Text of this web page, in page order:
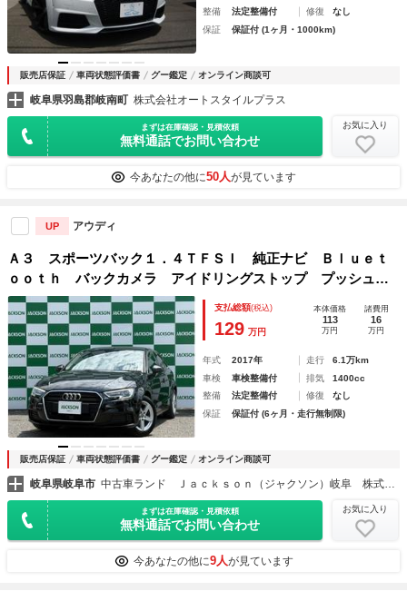
整備
法定整備付 修復
なし
保証
保証付 (1ヶ月・1000km)
販売店保証 車両状態評価書 グー鑑定 オンライン商談可
岐阜県羽島郡岐南町 株式会社オートスタイルプラス
まずは在庫確認・見積依頼
無料通話でお問い合わせ
お気に入り
今あなたの他に50人が見ています
UP アウディ
Ａ３ スポーツバック１．４ＴＦＳＩ 純正ナビ Ｂｌｕｅｔ
ｏｏｔｈ バックカメラ アイドリングストップ プッシュス
タート スペアキー クルーズコントロール コーナーセンサ
ー 純正ＡＷ
支払総額(税込)
129 万円
本体価格
113
万円
諸費用
16
万円
年式 2017年 走行
6.1万km
車検
車検整備付 排気
1400cc
整備
法定整備付 修復
なし
保証
保証付 (6ヶ月・走行無制限)
販売店保証 車両状態評価書 グー鑑定 オンライン商談可
岐阜県岐阜市
まずは在庫確認・見積依頼
無料通話でお問い合わせ
お気に入り
今あなたの他に9人が見ています